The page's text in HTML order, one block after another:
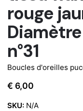
rouge
Diamètre
n°31
Boucles d'oreilles
€ 6,00
SKU: N/A